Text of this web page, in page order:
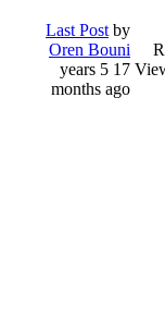
Last Post by
Oren Bouni
17 years 5
months ago